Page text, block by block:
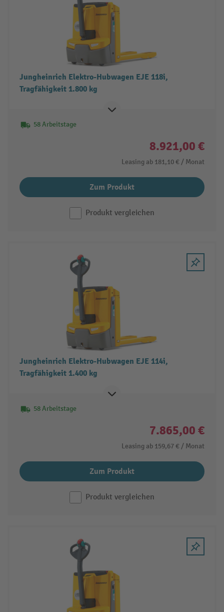
Jungheinrich Elektro-Hubwagen EJE 118i,
Tragfähigkeit 1.800 kg
58 Arbeitstage
8.921,00 €
Leasing ab 181,10 € / Monat
Zum Produkt
Produkt vergleichen
Jungheinrich Elektro-Hubwagen EJE 114i,
Tragfähigkeit 1.400 kg
58 Arbeitstage
7.865,00 €
Leasing ab 159,67 € / Monat
Zum Produkt
Produkt vergleichen